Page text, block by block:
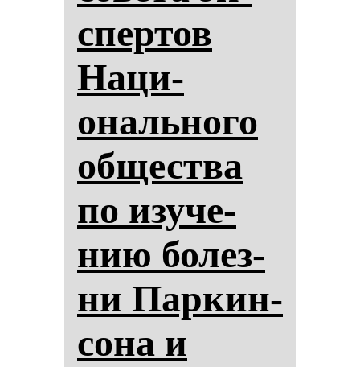
спер­тов
На­ци­
ональ­но­го
об­щес­тва
по изу­че­
нию бо­лез­
ни Пар­кин­
со­на и